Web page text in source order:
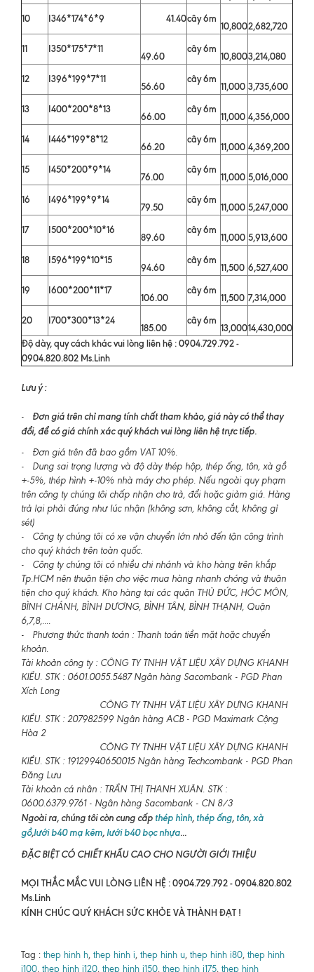
10
I346*174*6*9 41.40cây 6m
10,8002,682,720
11
I350*175*7*11
49.60
cây 6m
10,8003,214,080
12
I396*199*7*11
56.60
cây 6m
11,000 3,735,600
13
I400*200*8*13
66.00
cây 6m
11,000 4,356,000
14
I446*199*8*12
66.20
cây 6m
11,000 4,369,200
15
I450*200*9*14
76.00
cây 6m
11,000 5,016,000
16
I496*199*9*14
79.50
cây 6m
11,000 5,247,000
17
I500*200*10*16
89.60
cây 6m
11,000 5,913,600
18
I596*199*10*15
94.60
cây 6m
11,500 6,527,400
19
I600*200*11*17
106.00
cây 6m
11,500 7,314,000
20
I700*300*13*24
185.00
cây 6m
13,00014,430,000
Độ dày, quy cách khác vui lòng liên hệ : 0904.729.792 -
0904.820.802 Ms.Linh
Lưu ý :
- Đơn giá trên chỉ mang tính chất tham khảo, giá này có thể thay
đổi, để có giá chính xác quý khách vui lòng liên hệ trực tiếp.
- Đơn giá trên đã bao gồm VAT 10%.
- Dung sai trọng lượng và độ dày thép hộp, thép ống, tôn, xà gồ
+-5%, thép hình +-10% nhà máy cho phép. Nếu ngoài quy phạm
trên công ty chúng tôi chấp nhận cho trả, đổi hoặc giảm giá. Hàng
trả lại phải đúng như lúc nhận (không sơn, không cắt, không gỉ
sét)
- Công ty chúng tôi có xe vận chuyển lớn nhỏ đến tận công trình
cho quý khách trên toàn quốc.
- Công ty chúng tôi có nhiều chi nhánh và kho hàng trên khắp
Tp.HCM nên thuận tiện cho việc mua hàng nhanh chóng và thuận
tiện cho quý khách. Kho hàng tại các quận THỦ ĐỨC, HÓC MÔN,
BÌNH CHÁNH, BÌNH DƯƠNG, BÌNH TÂN, BÌNH THẠNH, Quận
6,7,8,....
- Phương thức thanh toán : Thanh toán tiền mặt hoặc chuyển
khoản.
Tài khoản công ty : CÔNG TY TNHH VẬT LIỆU XÂY DỰNG KHANH
KIỀU. STK : 0601.0055.5487 Ngân hàng Sacombank - PGD Phan
Xích Long
CÔNG TY TNHH VẬT LIỆU XÂY DỰNG KHANH
KIỀU. STK : 207982599 Ngân hàng ACB - PGD Maximark Cộng
Hòa 2
CÔNG TY TNHH VẬT LIỆU XÂY DỰNG KHANH
KIỀU. STK : 19129940650015 Ngân hàng Techcombank - PGD Phan
Đăng Lưu
Tài khoản cá nhân : TRẦN THỊ THANH XUÂN. STK :
0600.6379.9761 - Ngân hàng Sacombank - CN 8/3
Ngoài ra, chúng tôi còn cung cấp thép hình, thép ống, tôn, xà
gồ,lưới b40 mạ kẽm, lưới b40 bọc nhựa...
ĐẶC BIỆT CÓ CHIẾT KHẤU CAO CHO NGƯỜI GIỚI THIỆU
MỌI THẮC MẮC VUI LÒNG LIÊN HỆ : 0904.729.792 - 0904.820.802
Ms.Linh
KÍNH CHÚC QUÝ KHÁCH SỨC KHỎE VÀ THÀNH ĐẠT !
Tag : thep hinh h, thep hinh i, thep hinh u, thep hinh i80, thep hinh
i100, thep hinh i120, thep hinh i150, thep hinh i175, thep hinh